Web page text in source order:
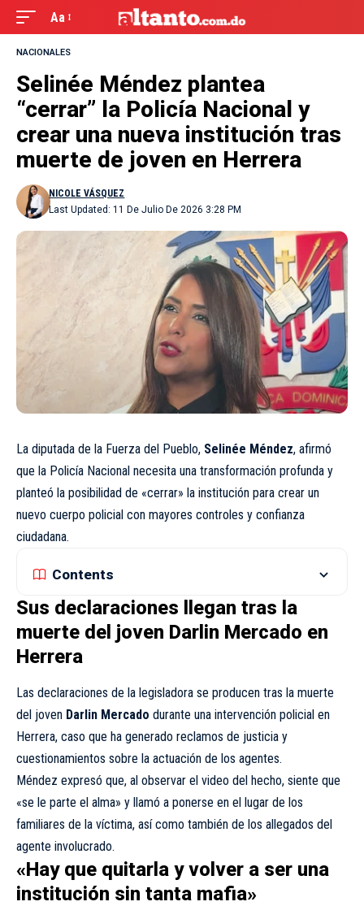
Aa
NACIONALES
Selinée Méndez plantea
“cerrar” la Policía Nacional y
crear una nueva institución tras
muerte de joven en Herrera
Last Updated: 11 De Julio De 2026 3:28 PM
NICOLE VÁSQUEZ
La diputada de la Fuerza del Pueblo, Selinée Méndez, afirmó
que la Policía Nacional necesita una transformación profunda y
planteó la posibilidad de «cerrar» la institución para crear un
nuevo cuerpo policial con mayores controles y confianza
ciudadana.
Contents
Sus declaraciones llegan tras la
muerte del joven Darlin Mercado en
Herrera
Las declaraciones de la legisladora se producen tras la muerte
del joven Darlin Mercado durante una intervención policial en
Herrera, caso que ha generado reclamos de justicia y
cuestionamientos sobre la actuación de los agentes.
Méndez expresó que, al observar el video del hecho, siente que
«se le parte el alma» y llamó a ponerse en el lugar de los
familiares de la víctima, así como también de los allegados del
agente involucrado.
«Hay que quitarla y volver a ser una
institución sin tanta mafia»